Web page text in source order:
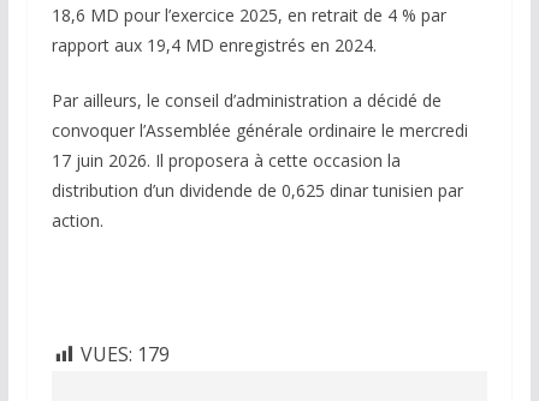
18,6 MD pour l’exercice 2025, en retrait de 4 % par
rapport aux 19,4 MD enregistrés en 2024.
Par ailleurs, le conseil d’administration a décidé de
convoquer l’Assemblée générale ordinaire le mercredi
17 juin 2026. Il proposera à cette occasion la
distribution d’un dividende de 0,625 dinar tunisien par
action.
VUES: 179